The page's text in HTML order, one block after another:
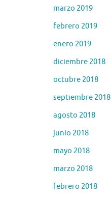
marzo 2019
febrero 2019
enero 2019
diciembre 2018
octubre 2018
septiembre 2018
agosto 2018
junio 2018
mayo 2018
marzo 2018
febrero 2018